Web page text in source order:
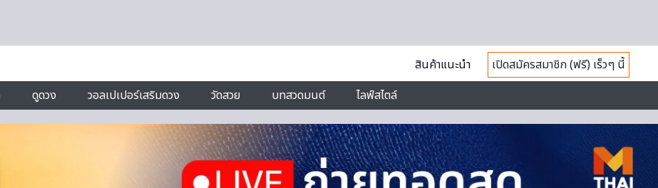
สินค้าแนะนำ
เปิดสมัครสมาชิก (ฟรี) เร็วๆ นี้
ดูดวง วอลเปเปอร์เสริมดวง วัดสวย บทสวดมนต์ ไลฟ์สไตล์